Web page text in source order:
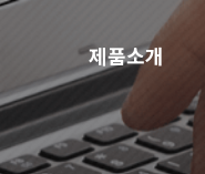
제품소개